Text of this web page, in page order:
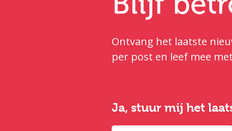
Ontvang het laatste
per post en leef mee
Ja, stuur mij het